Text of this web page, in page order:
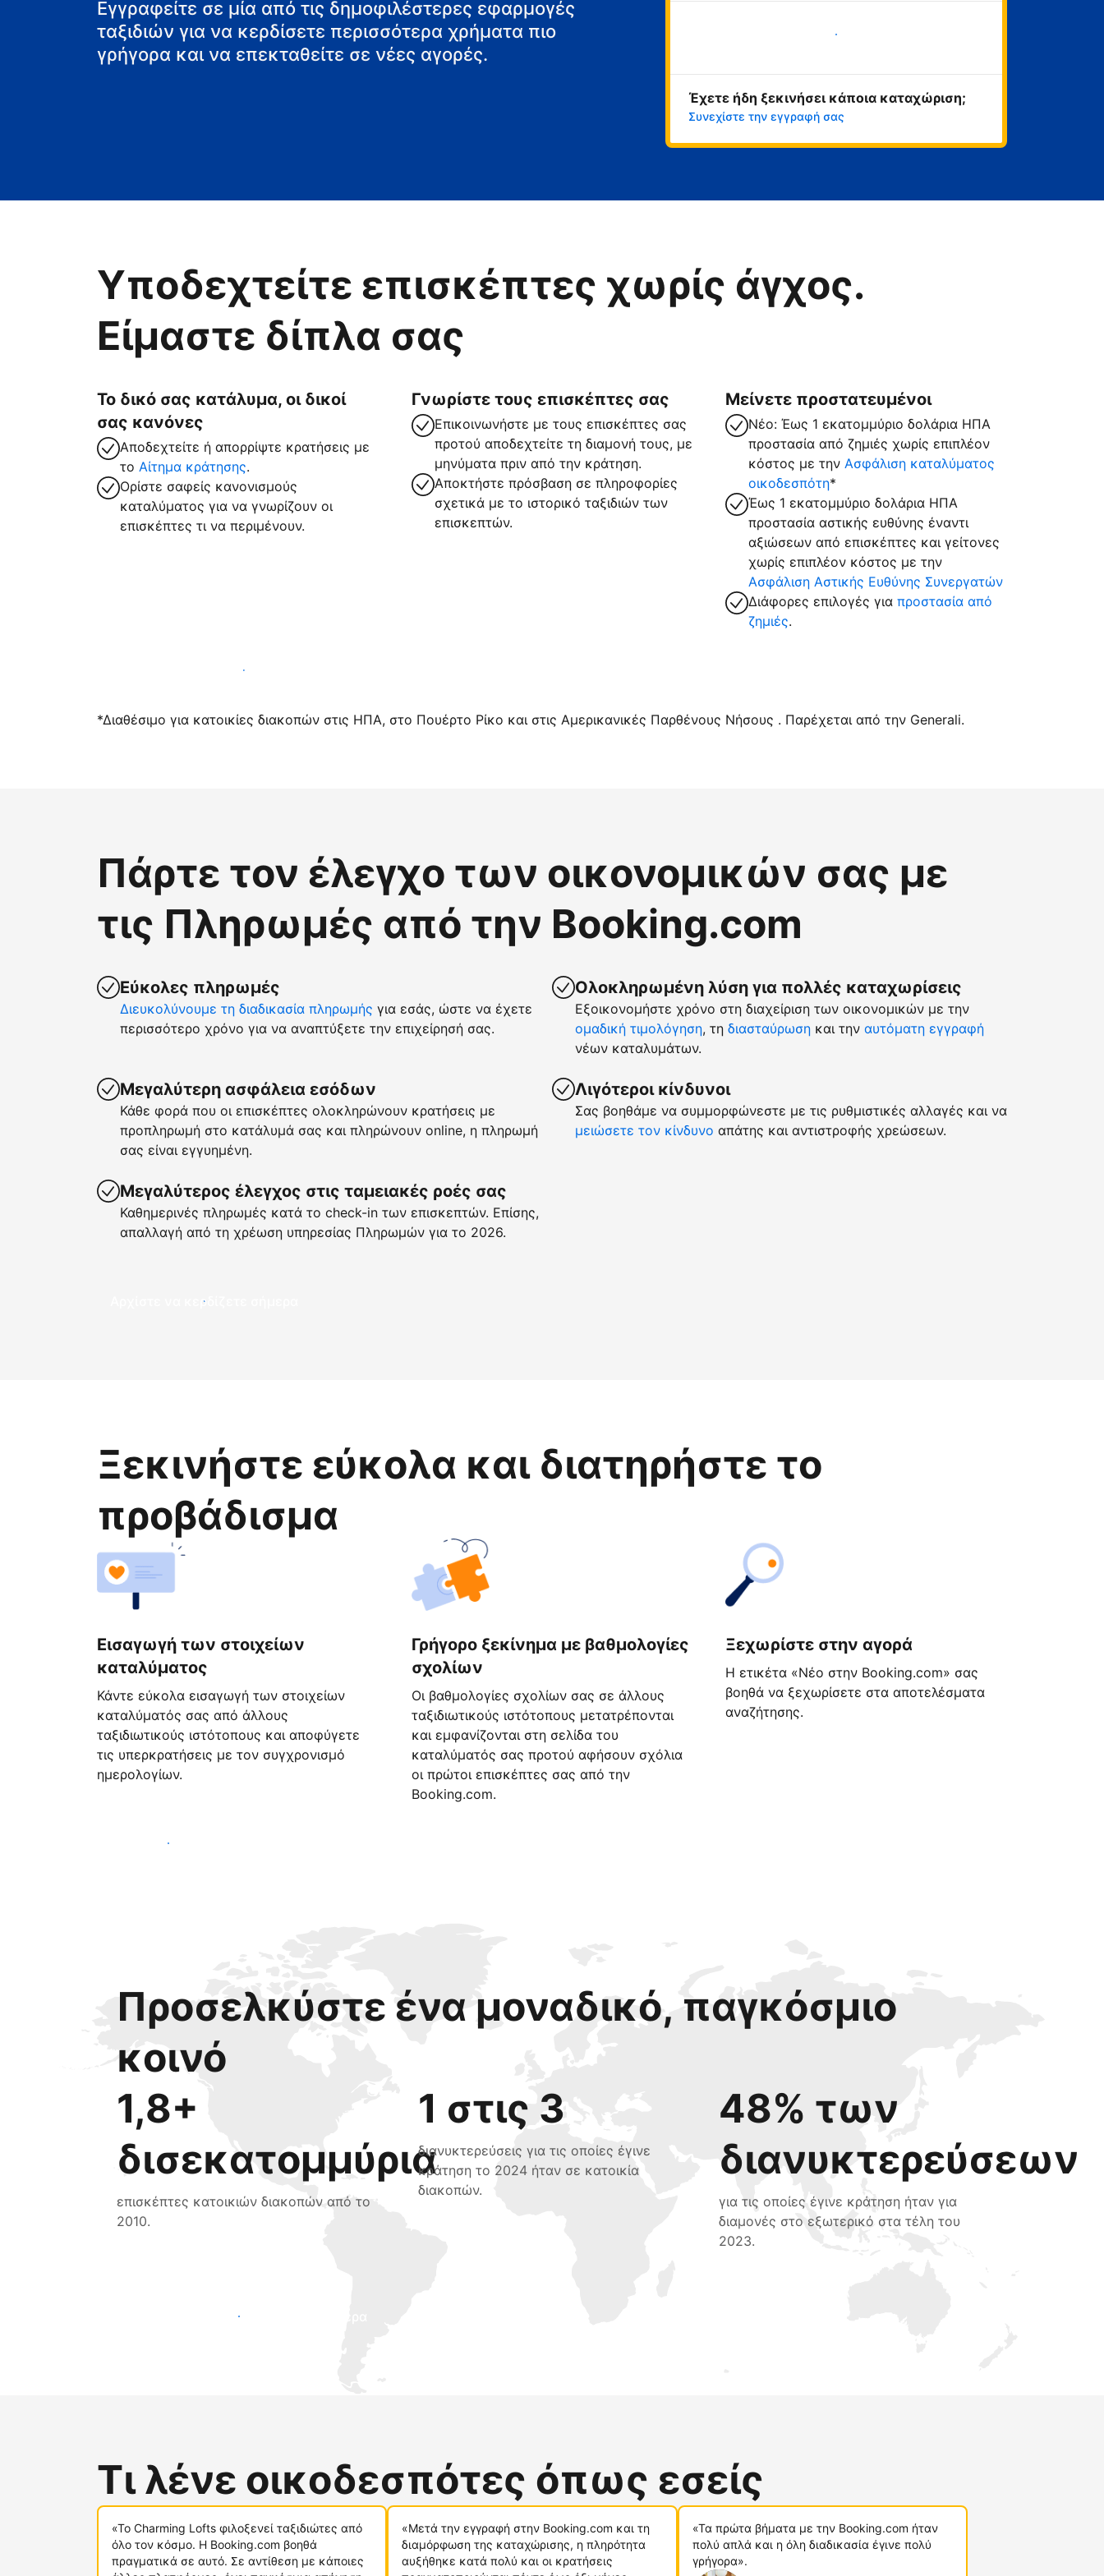
Εγγραφείτε σε μία από τις δημοφιλέστερες εφαρμογές
ταξιδιών για να κερδίσετε περισσότερα χρήματα πιο
γρήγορα και να επεκταθείτε σε νέες αγορές.
Ξεκινήστε τώρα
Έχετε ήδη ξεκινήσει κάποια καταχώριση;
Συνεχίστε την εγγραφή σας
Υποδεχτείτε επισκέπτες χωρίς άγχος.
Είμαστε δίπλα σας
Το δικό σας κατάλυμα, οι δικοί
σας κανόνες
Αποδεχτείτε ή απορρίψτε κρατήσεις με
το Αίτημα κράτησης.
Ορίστε σαφείς κανονισμούς
καταλύματος για να γνωρίζουν οι
επισκέπτες τι να περιμένουν.
Γνωρίστε τους επισκέπτες σας
Επικοινωνήστε με τους επισκέπτες σας
προτού αποδεχτείτε τη διαμονή τους, με
μηνύματα πριν από την κράτηση.
Αποκτήστε πρόσβαση σε πληροφορίες
σχετικά με το ιστορικό ταξιδιών των
επισκεπτών.
Μείνετε προστατευμένοι
Νέο: Έως 1 εκατομμύριο δολάρια ΗΠΑ
προστασία από ζημιές χωρίς επιπλέον
κόστος με τηνΑσφάλιση καταλύματος
οικοδεσπότη*
Έως 1 εκατομμύριο δολάρια ΗΠΑ
προστασία αστικής ευθύνης έναντι
αξιώσεων από επισκέπτες και γείτονες
χωρίς επιπλέον κόστος με την
Ασφάλιση Αστικής Ευθύνης Συνεργατών
Διάφορες επιλογές γιαπροστασία από
ζημιές.
Υποδεχτείτε επισκέπτες μαζί μας σήμερα
*Διαθέσιμο για κατοικίες διακοπών στις ΗΠΑ, στο Πουέρτο Ρίκο και στις Αμερικανικές Παρθένους Νήσους . Παρέχεται από την Generali.
Πάρτε τον έλεγχο των οικονομικών σας με
τις Πληρωμές από την Booking.com
Εύκολες πληρωμές
Διευκολύνουμε τη διαδικασία πληρωμής για εσάς, ώστε να έχετε
περισσότερο χρόνο για να αναπτύξετε την επιχείρησή σας.
Μεγαλύτερη ασφάλεια εσόδων
Κάθε φορά που οι επισκέπτες ολοκληρώνουν κρατήσεις με
προπληρωμή στο κατάλυμά σας και πληρώνουν online, η πληρωμή
σας είναι εγγυημένη.
Μεγαλύτερος έλεγχος στις ταμειακές ροές σας
Καθημερινές πληρωμές κατά το check-in των επισκεπτών. Επίσης,
απαλλαγή από τη χρέωση υπηρεσίας Πληρωμών για το 2026.
Ολοκληρωμένη λύση για πολλές καταχωρίσεις
Εξοικονομήστε χρόνο στη διαχείριση των οικονομικών με την
ομαδική τιμολόγηση, τη διασταύρωση και την αυτόματη εγγραφή
νέων καταλυμάτων.
Λιγότεροι κίνδυνοι
Σας βοηθάμε να συμμορφώνεστε με τις ρυθμιστικές αλλαγές και να
μειώσετε τον κίνδυνο απάτης και αντιστροφής χρεώσεων.
Αρχίστε να κερδίζετε σήμερα
Ξεκινήστε εύκολα και διατηρήστε το
προβάδισμα
Εισαγωγή των στοιχείων
καταλύματος
Κάντε εύκολα εισαγωγή των στοιχείων
καταλύματός σας από άλλους
ταξιδιωτικούς ιστότοπους και αποφύγετε
τις υπερκρατήσεις με τον συγχρονισμό
ημερολογίων.
Γρήγορο ξεκίνημα με βαθμολογίες
σχολίων
Οι βαθμολογίες σχολίων σας σε άλλους
ταξιδιωτικούς ιστότοπους μετατρέπονται
και εμφανίζονται στη σελίδα του
καταλύματός σας προτού αφήσουν σχόλια
οι πρώτοι επισκέπτες σας από την
Booking.com.
Ξεχωρίστε στην αγορά
Η ετικέτα «Νέο στην Booking.com» σας
βοηθά να ξεχωρίσετε στα αποτελέσματα
αναζήτησης.
Ξεκινήστε σήμερα
Προσελκύστε ένα μοναδικό, παγκόσμιο
κοινό
1,8+
δισεκατομμύρια
επισκέπτες κατοικιών διακοπών από το
2010.
1 στις 3
διανυκτερεύσεις για τις οποίες έγινε
κράτηση το 2024 ήταν σε κατοικία
διακοπών.
48% των
διανυκτερεύσεων
για τις οποίες έγινε κράτηση ήταν για
διαμονές στο εξωτερικό στα τέλη του
2023.
Προσελκύστε νέους επισκέπτες σήμερα
Τι λένε οικοδεσπότες όπως εσείς
«Το Charming Lofts φιλοξενεί ταξιδιώτες από
όλο τον κόσμο. Η Booking.com βοηθά
πραγματικά σε αυτό. Σε αντίθεση με κάποιες
«Μετά την εγγραφή στην Booking.com και τη
διαμόρφωση της καταχώρισης, η πληρότητα
αυξήθηκε κατά πολύ και οι κρατήσεις
«Τα πρώτα βήματα με την Booking.com ήταν
πολύ απλά και η όλη διαδικασία έγινε πολύ
γρήγορα».